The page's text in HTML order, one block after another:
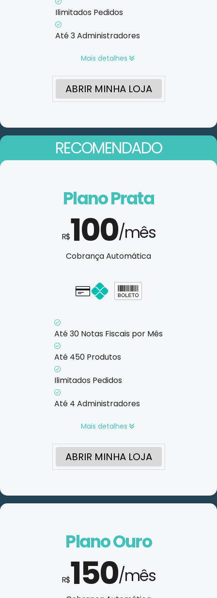
Ilimitados Pedidos
Até 3 Administradores
Mais detalhes
ABRIR MINHA LOJA
RECOMENDADO
Plano Prata
R$100/mês
Cobrança Automática
Cartão - em até 1x
Até 30 Notas Fiscais por Mês
Até 450 Produtos
Ilimitados Pedidos
Até 4 Administradores
Mais detalhes
ABRIR MINHA LOJA
Plano Ouro
R$150/mês